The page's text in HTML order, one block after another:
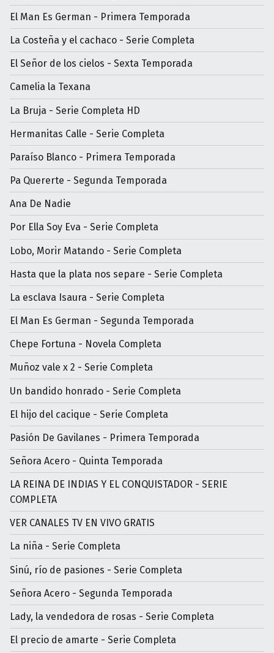
El Man Es German - Primera Temporada
La Costeña y el cachaco - Serie Completa
El Señor de los cielos - Sexta Temporada
Camelia la Texana
La Bruja - Serie Completa HD
Hermanitas Calle - Serie Completa
Paraíso Blanco - Primera Temporada
Pa Quererte - Segunda Temporada
Ana De Nadie
Por Ella Soy Eva - Serie Completa
Lobo, Morir Matando - Serie Completa
Hasta que la plata nos separe - Serie Completa
La esclava Isaura - Serie Completa
El Man Es German - Segunda Temporada
Chepe Fortuna - Novela Completa
Muñoz vale x 2 - Serie Completa
Un bandido honrado - Serie Completa
El hijo del cacique - Serie Completa
Pasión De Gavilanes - Primera Temporada
Señora Acero - Quinta Temporada
LA REINA DE INDIAS Y EL CONQUISTADOR - SERIE
COMPLETA
VER CANALES TV EN VIVO GRATIS
La niña - Serie Completa
Sinú, río de pasiones - Serie Completa
Señora Acero - Segunda Temporada
Lady, la vendedora de rosas - Serie Completa
El precio de amarte - Serie Completa